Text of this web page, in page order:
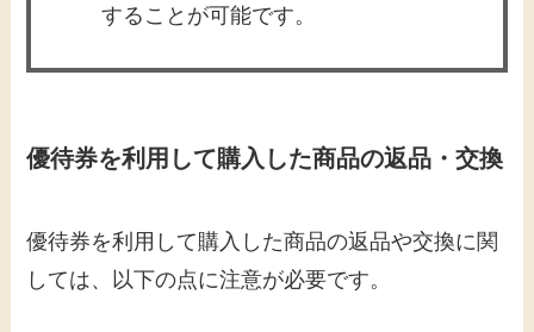
することが可能です。​
優待券を利用して購入した商品の返品・交換
優待券を利用して購入した商品の返品や交換に関
しては、以下の点に注意が必要です。​